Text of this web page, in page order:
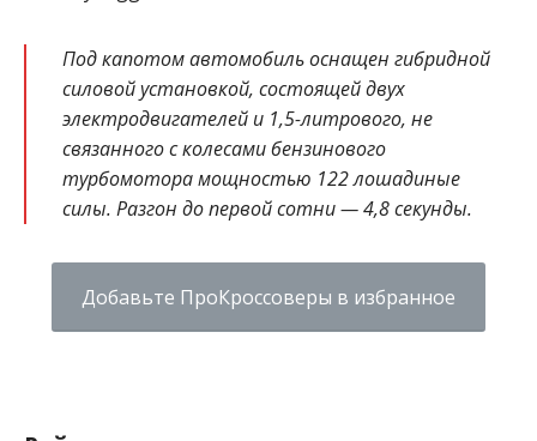
Под капотом автомобиль оснащен гибридной
силовой установкой, состоящей двух
электродвигателей и 1,5-литрового, не
связанного с колесами бензинового
турбомотора мощностью 122 лошадиные
силы. Разгон до первой сотни — 4,8 секунды.
Добавьте ПроКроссоверы в избранное